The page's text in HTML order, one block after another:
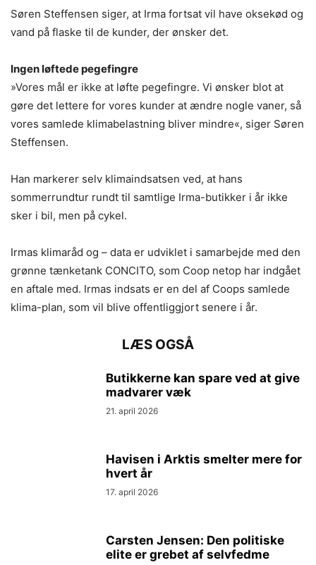
Søren Steffensen siger, at Irma fortsat vil have oksekød og
vand på flaske til de kunder, der ønsker det.
Ingen løftede pegefingre
»Vores mål er ikke at løfte pegefingre. Vi ønsker blot at
gøre det lettere for vores kunder at ændre nogle vaner, så
vores samlede klimabelastning bliver mindre«, siger Søren
Steffensen.
Han markerer selv klimaindsatsen ved, at hans
sommerrundtur rundt til samtlige Irma-butikker i år ikke
sker i bil, men på cykel.
Irmas klimaråd og – data er udviklet i samarbejde med den
grønne tænketank CONCITO, som Coop netop har indgået
en aftale med. Irmas indsats er en del af Coops samlede
klima-plan, som vil blive offentliggjort senere i år.
LÆS OGSÅ
Butikkerne kan spare ved at give
madvarer væk
21. april 2026
Havisen i Arktis smelter mere for
hvert år
17. april 2026
Carsten Jensen: Den politiske
elite er grebet af selvfedme